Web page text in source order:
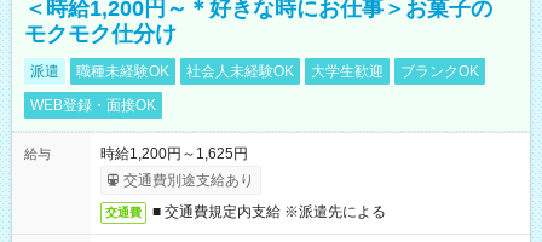
＜時給1,200円～＊好きな時にお仕事＞お菓子の
モクモク仕分け
派遣 職種未経験OK 社会人未経験OK 大学生歓迎
ブランクOK
WEB登録・面接OK
給与
時給1,200円～1,625円
交通費別途支給あり
交通費 ■ 交通費規定内支給 ※派遣先による